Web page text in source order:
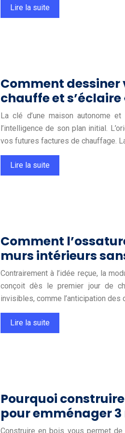
Lire la suite
Comment dessiner
chauffe et s’éclaire
La clé d’une maison autonome
l’intelligence de son plan initial.
vos futures factures de chauffage.
Lire la suite
Comment
murs intérieurs
Contrairement à l’idée reçue, la
conçoit dès le premier jour de
invisibles, comme l’anticipation des
Lire la suite
Pourquoi
pour emménager
Construire en bois vous permet de